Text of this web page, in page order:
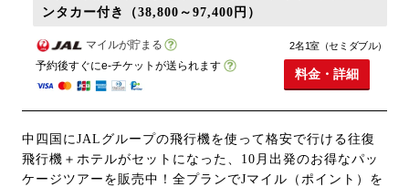
ンタカー付き（38,800～97,400円）
マイルが貯まる
予約後すぐにe-チケットが送られます
2名1室（セミダブル）
料金・詳細
中四国にJALグループの飛行機を使って格安で行ける往復
飛行機＋ホテルがセットになった、10月出発のお得なパッ
ケージツアーを販売中！全プランでJマイル（ポイント）を